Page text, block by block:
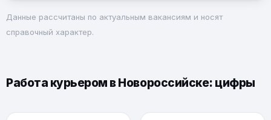
Данные рассчитаны по актуальным вакансиям и носят
справочный характер.
Работа курьером в Новороссийске: цифры